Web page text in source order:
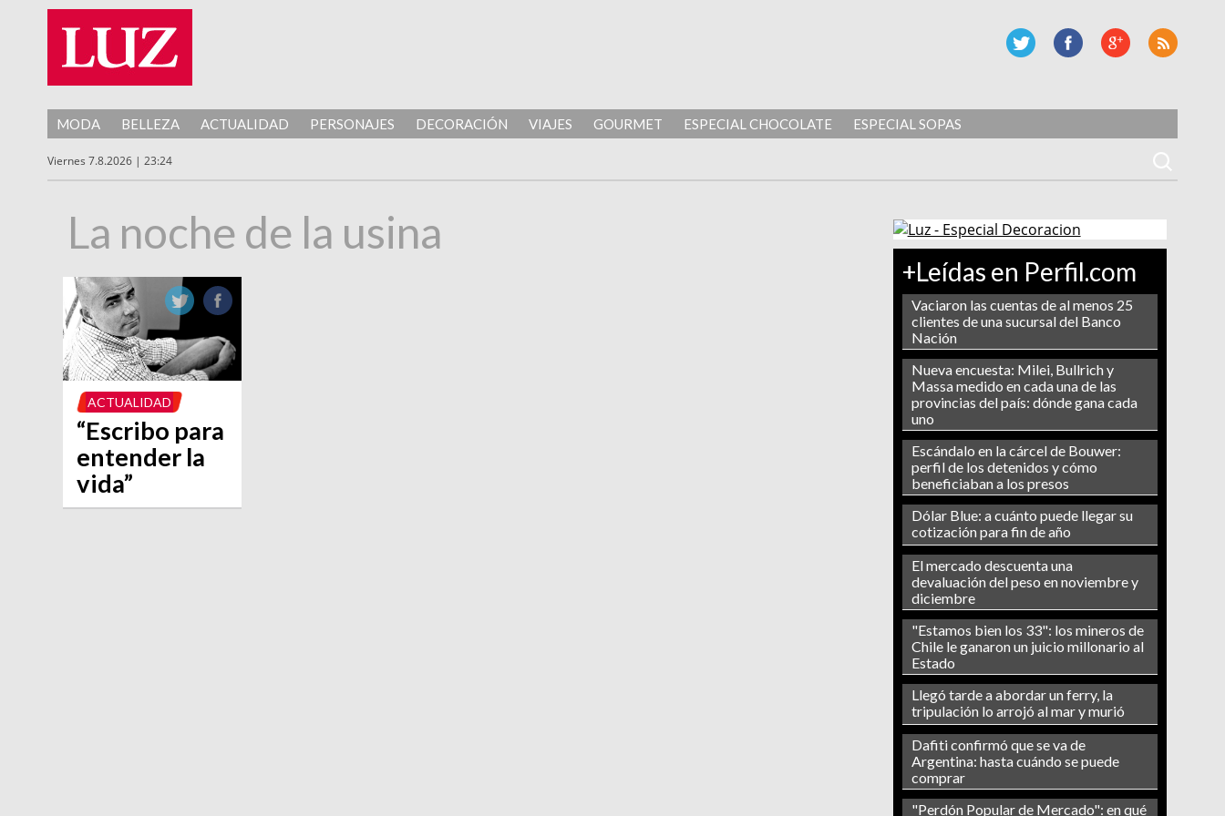
MODA BELLEZA ACTUALIDAD PERSONAJES DECORACIÓN VIAJES GOURMET ESPECIAL CHOCOLATE ESPECIAL SOPAS
Viernes 7.8.2026 | 23:24
+Leídas en Perfil.com
Vaciaron las cuentas de al menos 25
clientes de una sucursal del Banco
Nación
Nueva encuesta: Milei, Bullrich y
Massa medido en cada una de las
provincias del país: dónde gana cada
uno
Escándalo en la cárcel de Bouwer:
perfil de los detenidos y cómo
beneficiaban a los presos
Dólar Blue: a cuánto puede llegar su
cotización para fin de año
El mercado descuenta una
devaluación del peso en noviembre y
diciembre
"Estamos bien los 33": los mineros de
Chile le ganaron un juicio millonario al
Estado
Llegó tarde a abordar un ferry, la
tripulación lo arrojó al mar y murió
Dafiti confirmó que se va de
Argentina: hasta cuándo se puede
comprar
"Perdón Popular de Mercado": en qué
La noche de la usina
ACTUALIDAD
“Escribo para
entender la
vida”